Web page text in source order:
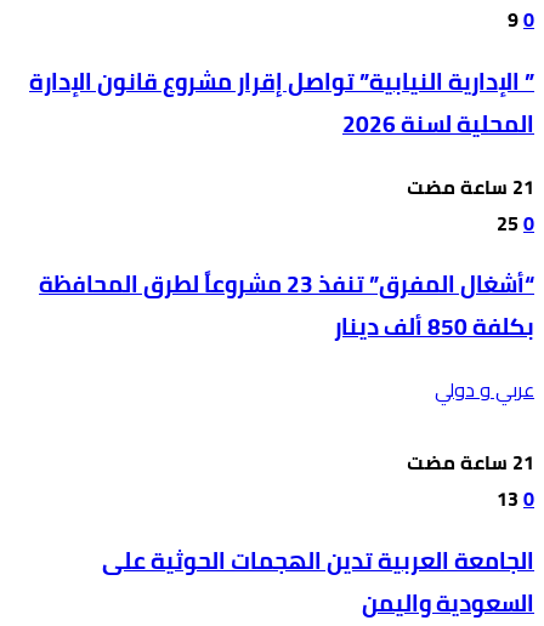
0
9
” الإدارية النيابية” تواصل إقرار مشروع قانون الإدارة
المحلية لسنة 2026
0
25
“أشغال المفرق” تنفذ 23 مشروعاً لطرق المحافظة
بكلفة 850 ألف دينار
عربي و دولي
0
13
الجامعة العربية تدين الهجمات الحوثية على
السعودية واليمن